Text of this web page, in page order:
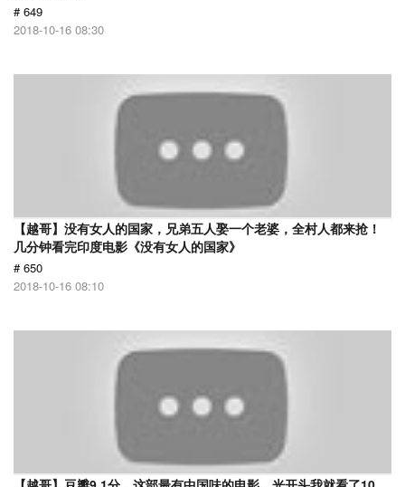
# 649
2018-10-16 08:30
【越哥】没有女人的国家，兄弟五人娶一个老婆，全村人都来抢！
几分钟看完印度电影《没有女人的国家》
# 650
2018-10-16 08:10